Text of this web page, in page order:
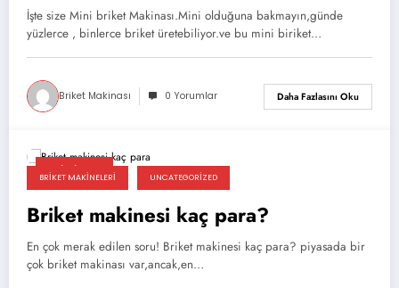
İşte size Mini briket Makinası.Mini olduğuna bakmayın,günde
yüzlerce , binlerce briket üretebiliyor.ve bu mini biriket…
Briket Makinası 0 Yorumlar Daha Fazlasını Oku
04/19/2025
BRIKET MAKINELERI UNCATEGORIZED
Briket makinesi kaç para?
En çok merak edilen soru! Briket makinesi kaç para? piyasada bir
çok briket makinası var,ancak,en…